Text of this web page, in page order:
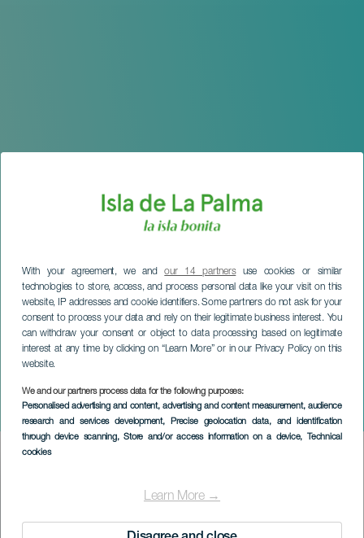
With your agreement, we andour 14 partnersuse cookies or similar
technologies to store, access, and process personal data like your visit on this
website, IP addresses and cookie identifiers. Some partners do not ask for your
consent to process your data and rely on their legitimate business interest. You
can withdraw your consent or object to data processing based on legitimate
interest at any time by clicking on “Learn More” or in our Privacy Policy on this
website.
We and our partners process data for the following purposes:
Personalised advertising and content, advertising and content measurement, audience
research and services development, Precise geolocation data, and identification
through device scanning, Store and/or access information on a device, Technical
cookies
Learn More →
Croce di Natale Villa de
Mazo
LA PALMA
Imagen